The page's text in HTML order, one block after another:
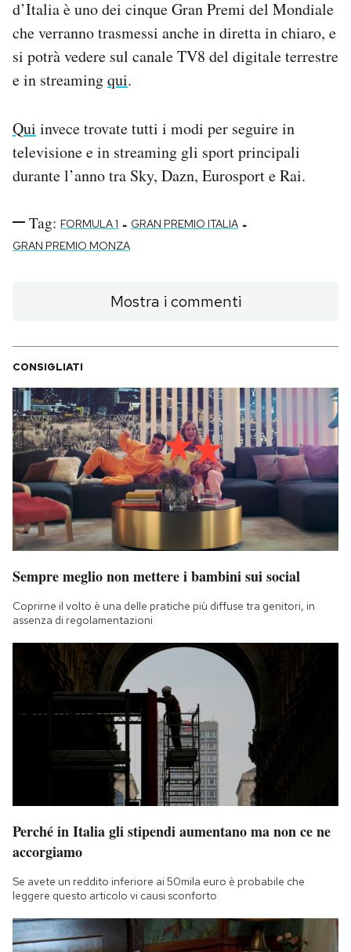
d’Italia è uno dei cinque Gran Premi del Mondiale
che verranno trasmessi anche in diretta in chiaro, e
si potrà vedere sul canale TV8 del digitale terrestre
e in streamingqui.
Qui invece trovate tutti i modi per seguire in
televisione e in streaming gli sport principali
durante l’anno tra Sky, Dazn, Eurosport e Rai.
Tag: FORMULA 1 - GRAN PREMIO ITALIA -
GRAN PREMIO MONZA
Mostra i commenti
CONSIGLIATI
Sempre meglio non mettere i bambini sui social
Coprirne il volto è una delle pratiche più diffuse tra genitori, in
assenza di regolamentazioni
Perché in Italia gli stipendi aumentano ma non ce ne
accorgiamo
Se avete un reddito inferiore ai 50mila euro è probabile che
leggere questo articolo vi causi sconforto